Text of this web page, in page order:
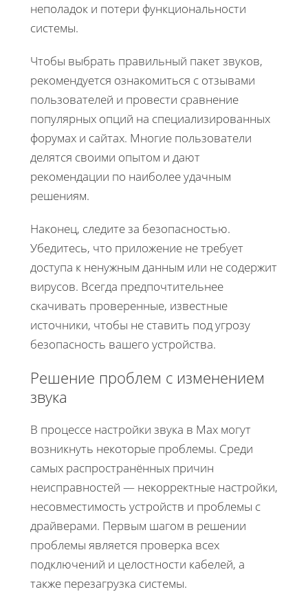
неполадок и потери функциональности
системы.
Чтобы выбрать правильный пакет звуков,
рекомендуется ознакомиться с отзывами
пользователей и провести сравнение
популярных опций на специализированных
форумах и сайтах. Многие пользователи
делятся своими опытом и дают
рекомендации по наиболее удачным
решениям.
Наконец, следите за безопасностью.
Убедитесь, что приложение не требует
доступа к ненужным данным или не содержит
вирусов. Всегда предпочтительнее
скачивать проверенные, известные
источники, чтобы не ставить под угрозу
безопасность вашего устройства.
Решение проблем с изменением
звука
В процессе настройки звука в Max могут
возникнуть некоторые проблемы. Среди
самых распространённых причин
неисправностей — некорректные настройки,
несовместимость устройств и проблемы с
драйверами. Первым шагом в решении
проблемы является проверка всех
подключений и целостности кабелей, а
также перезагрузка системы.